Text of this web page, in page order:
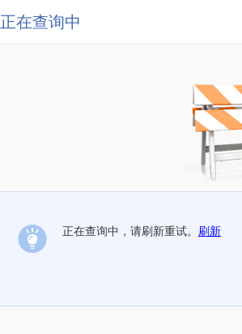
正在查询中
正在查询中，请刷新重试。 刷新